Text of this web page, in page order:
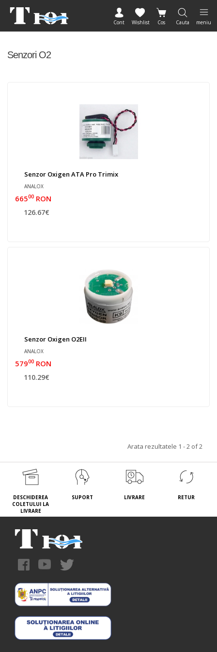
Cont Wishlist Cos Cauta meniu
Senzori O2
Senzor Oxigen ATA Pro Trimix
ANALOX
66500 RON
126.67€
Senzor Oxigen O2EII
ANALOX
57900 RON
110.29€
Arata rezultatele 1 - 2 of 2
DESCHIDEREA
COLETULUI LA
LIVRARE
SUPORT LIVRARE RETUR